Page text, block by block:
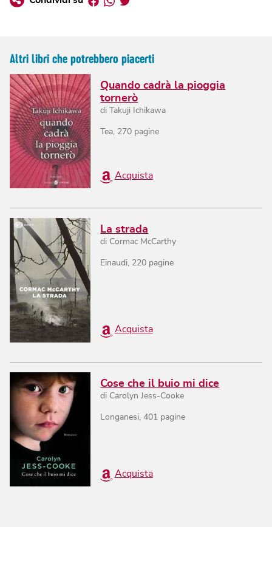
Altri libri che potrebbero piacerti
Quando cadrà la pioggia
tornerò
di Takuji Ichikawa
Tea, 270 pagine
Acquista
La strada
di Cormac McCarthy
Einaudi, 220 pagine
Acquista
Cose che il buio mi dice
di Carolyn Jess-Cooke
Longanesi ,401 pagine
Acquista